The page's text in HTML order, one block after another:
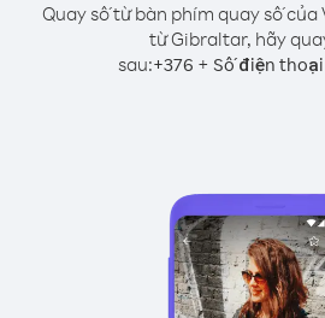
Quay số từ bàn phím quay số của
từ Gibraltar, hãy
sau:+376 + Số điện